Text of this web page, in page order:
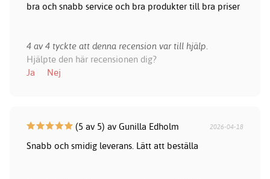
bra och snabb service och bra produkter till bra priser
4 av 4 tyckte att denna recension var till hjälp.
Hjälpte den här recensionen dig?
Ja
Nej
(5 av 5) av Gunilla Edholm 2026-04-18
Snabb och smidig leverans. Lätt att beställa